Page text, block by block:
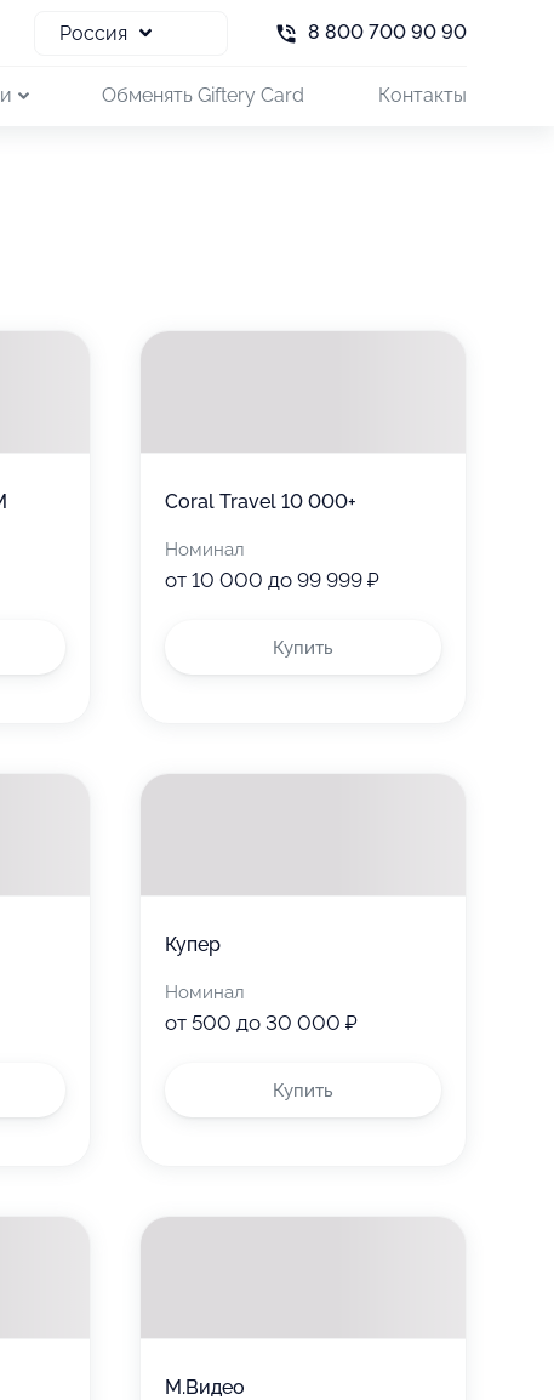
Россия 8 800 700 90 90
Обменять Giftery Card Контакты
Coral Travel 10 000+
Номинал
от 10 000 до 99 999 ₽
Купить
Купер
Номинал
от 500 до 30 000 ₽
Купить
М.Видео